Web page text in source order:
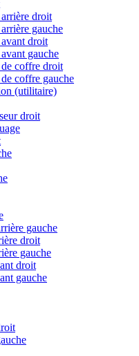
droit
gauche
droit
gauche
coffre droit
coffre gauche
(utilitaire)
droit
gauche
droit
gauche
droit
gauche